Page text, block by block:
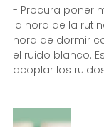
- Procura poner
la hora de la
hora de dormir
el ruido blanco.
acoplar los